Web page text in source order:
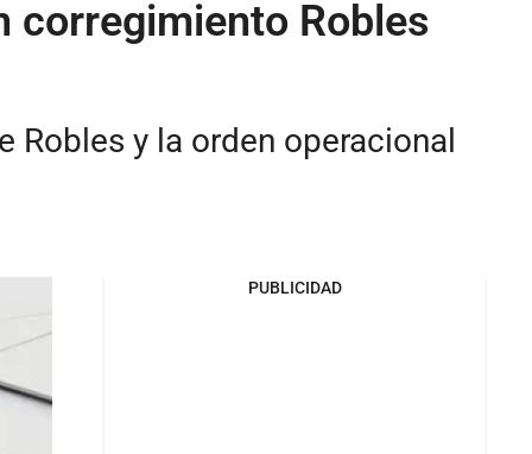
corregimiento Robles
Robles y la orden operacional
PUBLICIDAD